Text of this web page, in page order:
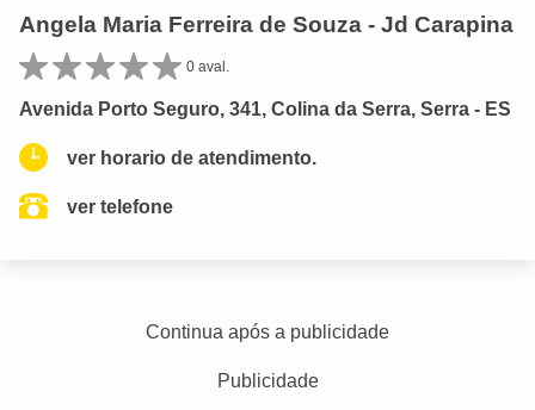
Angela Maria Ferreira de Souza - Jd Carapina
0 aval.
Avenida Porto Seguro, 341, Colina da Serra, Serra - ES
ver horario de atendimento.
ver telefone
Continua após a publicidade
Publicidade